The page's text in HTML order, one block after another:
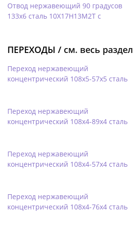
Отвод нержавеющий 90 градусов
133х6 сталь 10Х17Н13М2Т с
ПЕРЕХОДЫ / см. весь раздел
Переход нержавеющий
концентрический 108х5-57х5 сталь
Переход нержавеющий
концентрический 108х4-89х4 сталь
Переход нержавеющий
концентрический 108х4-57х4 сталь
Переход нержавеющий
концентрический 108х4-76х4 сталь